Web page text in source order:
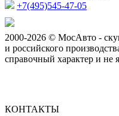
+7(495)545-47-05
2000-2026 © МосАвто -
и российского
справочный характер и не
КОНТАКТЫ